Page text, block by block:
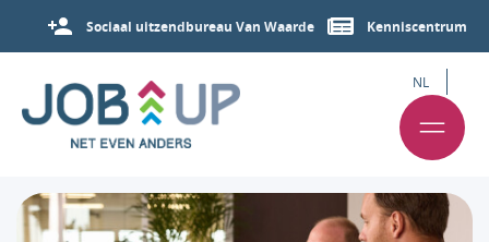
Sociaal uitzendbureau Van Waarde Kenniscentrum
NL